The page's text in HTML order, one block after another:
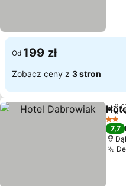
Od 199 zł
Zobacz ceny z 3 stron
2
7,7